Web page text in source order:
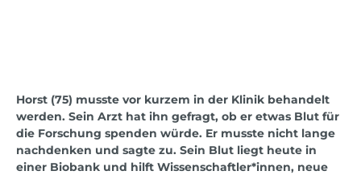
Horst (75) musste vor kurzem in der Klinik behandelt
werden. Sein Arzt hat ihn gefragt, ob er etwas Blut für
die Forschung spenden würde. Er musste nicht lange
nachdenken und sagte zu. Sein Blut liegt heute in
einer Biobank und hilft Wissenschaftler*innen, neue